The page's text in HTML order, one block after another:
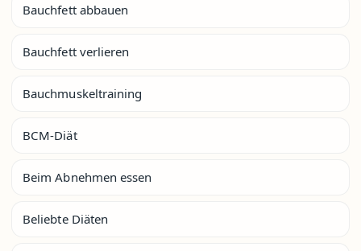
Bauchfett abbauen
Bauchfett verlieren
Bauchmuskeltraining
BCM-Diät
Beim Abnehmen essen
Beliebte Diäten